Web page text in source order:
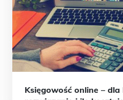
Księgowość online –